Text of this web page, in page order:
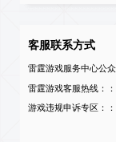
客服联系方式
雷霆游戏服务中心公众
雷霆游戏客服热线：：
游戏违规申诉专区：：